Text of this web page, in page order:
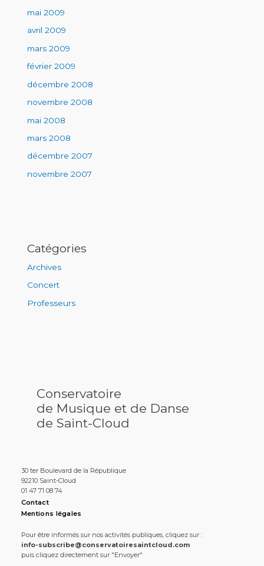
mai 2009
avril 2009
mars 2009
février 2009
décembre 2008
novembre 2008
mai 2008
mars 2008
décembre 2007
novembre 2007
Catégories
Archives
Concert
Professeurs
Conservatoire
de Musique et de Danse
de Saint-Cloud
30 ter Boulevard de la République
92210 Saint-Cloud
01 47 71 08 74
Contact
Mentions légales
Pour être informés sur nos activités publiques, cliquez sur :
info-subscribe@conservatoiresaintcloud.com
puis cliquez directement sur "Envoyer"